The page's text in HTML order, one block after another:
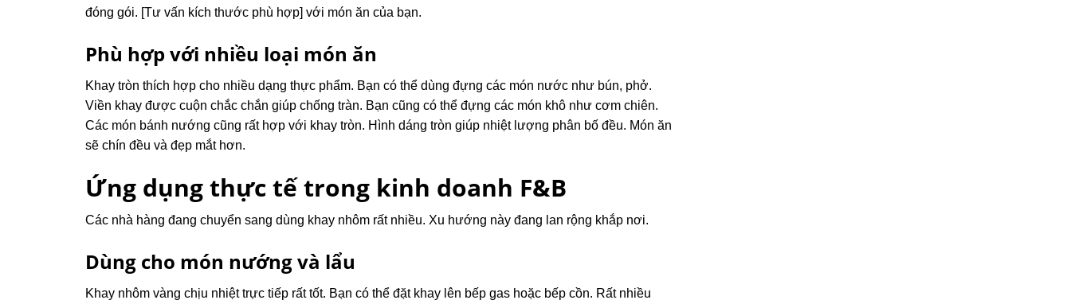
đóng gói. [Tư vấn kích thước phù hợp] với món ăn của bạn.
Phù hợp với nhiều loại món ăn
Khay tròn thích hợp cho nhiều dạng thực phẩm. Bạn có thể dùng đựng các món nước như bún, phở.
Viền khay được cuộn chắc chắn giúp chống tràn. Bạn cũng có thể đựng các món khô như cơm chiên.
Các món bánh nướng cũng rất hợp với khay tròn. Hình dáng tròn giúp nhiệt lượng phân bố đều. Món ăn
sẽ chín đều và đẹp mắt hơn.
Ứng dụng thực tế trong kinh doanh F&B
Các nhà hàng đang chuyển sang dùng khay nhôm rất nhiều. Xu hướng này đang lan rộng khắp nơi.
Dùng cho món nướng và lẩu
Khay nhôm vàng chịu nhiệt trực tiếp rất tốt. Bạn có thể đặt khay lên bếp gas hoặc bếp cồn. Rất nhiều